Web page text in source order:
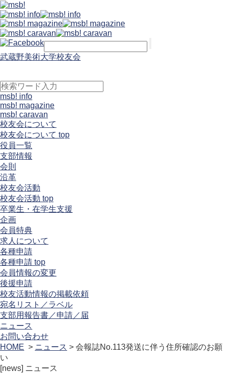
武蔵野美術大学校友会
msb! info
msb! magazine
msb! caravan
校友会について
校友会について top
役員一覧
支部情報
会則
沿革
校友会活動
校友会活動 top
卒業生・在学生支援
企画
会員特典
求人について
各種申請
各種申請 top
会員情報の変更
後援申請
校友活動情報の掲載依頼
宛名リスト／ラベル
支部用報告書／申請／届
ニュース
お問い合わせ
HOME > ニュース > 会報誌No.113発送に伴う住所確認のお願
い
[news] ニュース